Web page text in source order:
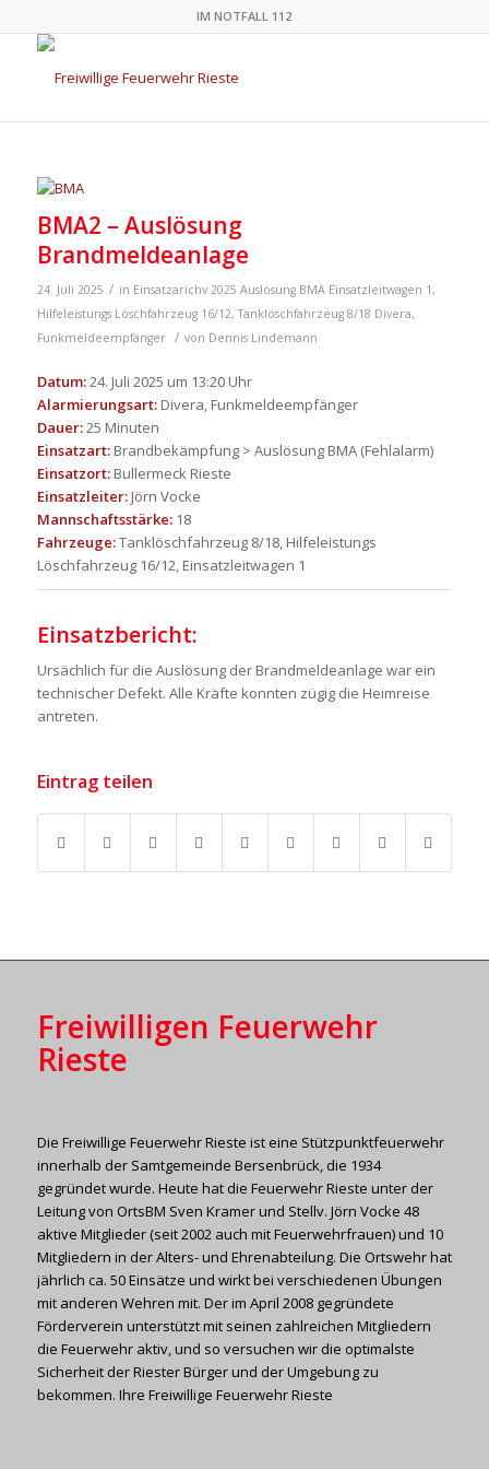
IM NOTFALL 112
BMA2 – Auslösung
Brandmeldeanlage
24. Juli 2025 / in Einsatzarichv 2025 Auslösung BMA Einsatzleitwagen 1,
Hilfeleistungs Löschfahrzeug 16/12,Tanklöschfahrzeug 8/18 Divera,
Funkmeldeempfänger
/ von Dennis Lindemann
Datum:24. Juli 2025 um 13:20 Uhr
Alarmierungsart:Divera, Funkmeldeempfänger
Dauer:25 Minuten
Einsatzart:Brandbekämpfung > Auslösung BMA (Fehlalarm)
Einsatzort:Bullermeck Rieste
Einsatzleiter:Jörn Vocke
Mannschaftsstärke:18
Fahrzeuge:Tanklöschfahrzeug 8/18, Hilfeleistungs
Löschfahrzeug 16/12, Einsatzleitwagen 1
Einsatzbericht:
Ursächlich für die Auslösung der Brandmeldeanlage war ein
technischer Defekt. Alle Kräfte konnten zügig die Heimreise
antreten.
Eintrag teilen
Freiwilligen Feuerwehr
Rieste
Die Freiwillige Feuerwehr Rieste ist eine Stützpunktfeuerwehr
innerhalb der Samtgemeinde Bersenbrück, die 1934
gegründet wurde. Heute hat die Feuerwehr Rieste unter der
Leitung von OrtsBM Sven Kramer und Stellv. Jörn Vocke 48
aktive Mitglieder (seit 2002 auch mit Feuerwehrfrauen) und 10
Mitgliedern in der Alters- und Ehrenabteilung. Die Ortswehr hat
jährlich ca. 50 Einsätze und wirkt bei verschiedenen Übungen
mit anderen Wehren mit. Der im April 2008 gegründete
Förderverein unterstützt mit seinen zahlreichen Mitgliedern
die Feuerwehr aktiv, und so versuchen wir die optimalste
Sicherheit der Riester Bürger und der Umgebung zu
bekommen. Ihre Freiwillige Feuerwehr Rieste